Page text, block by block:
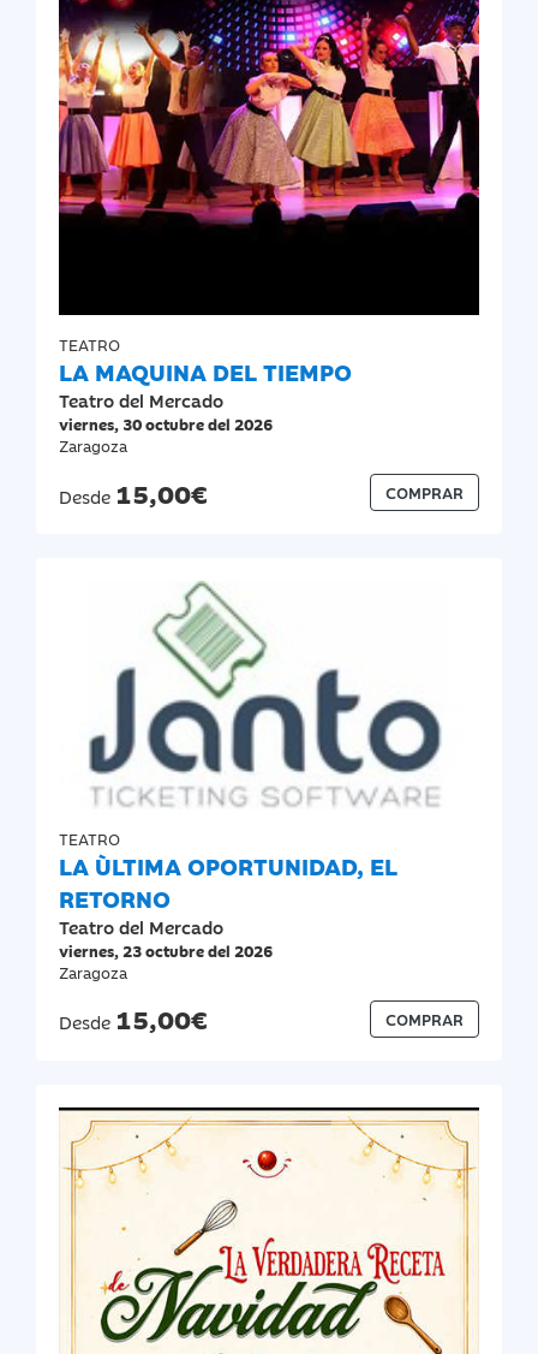
TEATRO
LA MAQUINA DEL TIEMPO
Teatro del Mercado
viernes, 30 octubre del 2026
Zaragoza
Desde 15,00€ COMPRAR
TEATRO
LA ÙLTIMA OPORTUNIDAD, EL
RETORNO
Teatro del Mercado
viernes, 23 octubre del 2026
Zaragoza
Desde 15,00€ COMPRAR